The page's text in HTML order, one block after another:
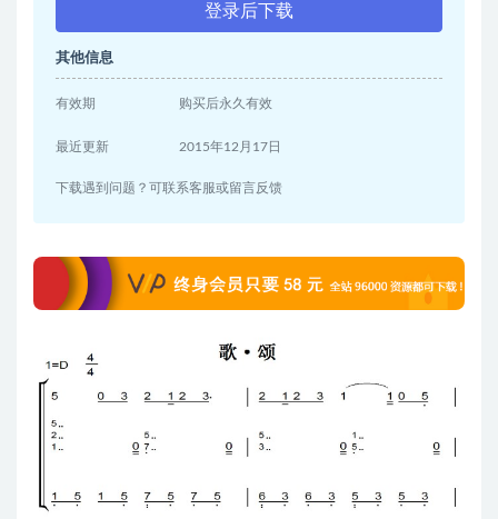
登录后下载
其他信息
有效期 购买后永久有效
最近更新 2015年12月17日
下载遇到问题？可联系客服或留言反馈